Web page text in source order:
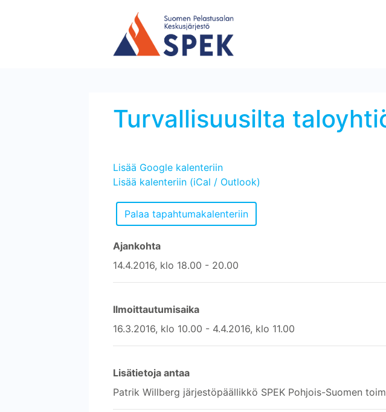
Turvallisuusilta
Lisää Google kalenteriin
Lisää kalenteriin (iCal / Outlook)
Ajankohta
14.4.2016, klo 18.00 - 20.00
Ilmoittautumisaika
16.3.2016, klo 10.00 - 4.4.2016, klo 11.00
Lisätietoja antaa
Patrik Willberg järjestöpäällikkö SPEK Pohjois-Suomen